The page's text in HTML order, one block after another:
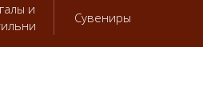
и
Сувениры